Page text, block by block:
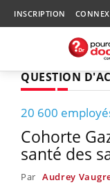
INSCRIPTION
QUESTION
20 600
Cohorte
santé des
Par Audrey